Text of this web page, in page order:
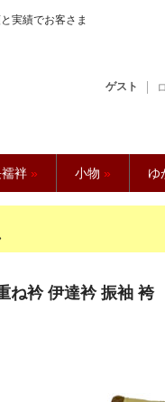
実績でお客さま
ゲスト
袢 » 小物 » ゆ
ね衿 伊達衿 振袖